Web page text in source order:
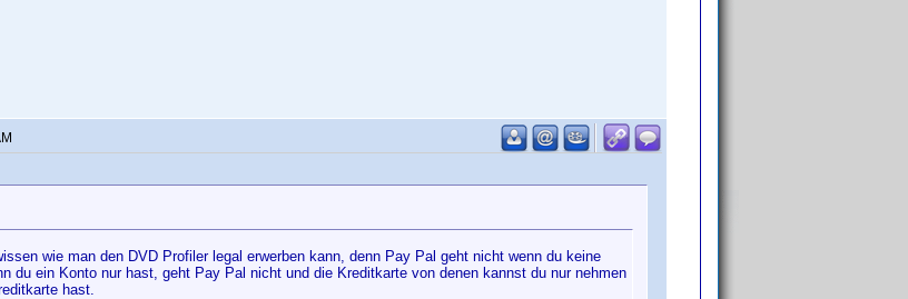
wie man den DVD Profiler legal erwerben kann, denn Pay Pal geht nicht wenn du keine
du ein Konto nur hast, geht Pay Pal nicht und die Kreditkarte von denen kannst du nur nehmen
hast.